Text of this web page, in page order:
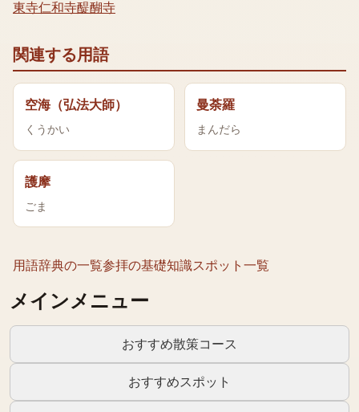
メインメニュー
おすすめ散策コース
おすすめスポット
東寺仁和寺醍醐寺
関連する用語
空海（弘法大師）
くうかい
曼荼羅
まんだら
護摩
ごま
用語辞典の一覧参拝の基礎知識スポット一覧